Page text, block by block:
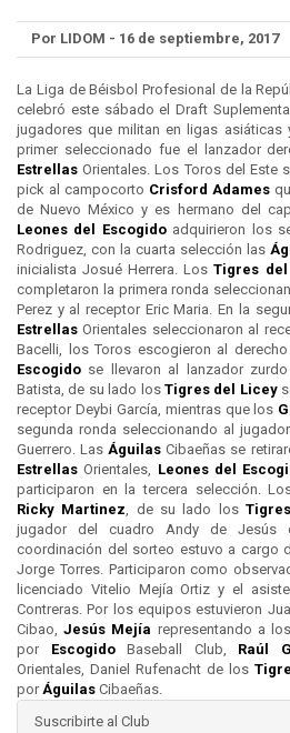
Por LIDOM - 16 de septiembre, 2017
La Liga de Béisbol Profesional de la
celebró este sábado el Draft
jugadores que militan en ligas asiáticas
primer seleccionado fue el lanzador
Estrellas Orientales. Los Toros del Este
pick al campocorto Crisford Adames
de Nuevo México y es hermano del
Leones del Escogidoadquirieron los
Rodriguez, con la cuarta selección las
inicialista Josué Herrera. LosTigres del
completaron la primera ronda
Perez y al receptor Eric Maria. En la
Estrellas Orientales seleccionaron al
Bacelli, los Toros escogieron al
Escogido se llevaron al lanzador
Batista, de su lado los Tigres del Licey
receptor Deybi García, mientras que los
segunda ronda seleccionando al
Guerrero. Las Águilas Cibaeñas se
Estrellas Orientales, Leones del
participaron en la tercera selección.
Ricky Martinez , de su lado los
jugador del cuadro Andy de Jesús
coordinación del sorteo estuvo a cargo
Jorge Torres. Participaron como
licenciado Vitelio Mejía Ortiz y el
Contreras. Por los equipos estuvieron
Cibao,Jesús Mejía representando a
por EscogidoBaseball Club, Raúl
Orientales, Daniel Rufenacht de los
por Águilas Cibaeñas.
Suscribirte al Club